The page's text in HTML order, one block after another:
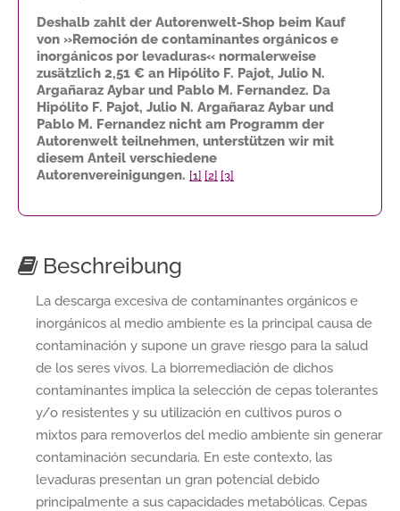
Deshalb zahlt der Autorenwelt-Shop beim Kauf
von »Remoción de contaminantes orgánicos e
inorgánicos por levaduras« normalerweise
zusätzlich 2,51 € an Hipólito F. Pajot, Julio N.
Argañaraz Aybar und Pablo M. Fernandez. Da
Hipólito F. Pajot, Julio N. Argañaraz Aybar und
Pablo M. Fernandez nicht am Programm der
Autorenwelt teilnehmen, unterstützen wir mit
diesem Anteil verschiedene
Autorenvereinigungen. [1] [2] [3]
Beschreibung
La descarga excesiva de contaminantes orgánicos e
inorgánicos al medio ambiente es la principal causa de
contaminación y supone un grave riesgo para la salud
de los seres vivos. La biorremediación de dichos
contaminantes implica la selección de cepas tolerantes
y/o resistentes y su utilización en cultivos puros o
mixtos para removerlos del medio ambiente sin generar
contaminación secundaria. En este contexto, las
levaduras presentan un gran potencial debido
principalmente a sus capacidades metabólicas. Cepas